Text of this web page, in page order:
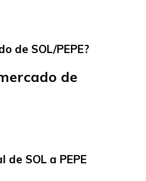
de SOL/PEPE?
de
SOL a PEPE